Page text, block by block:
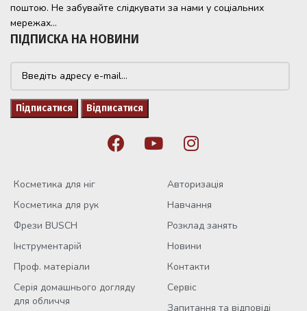
поштою. Не забувайте слідкувати за нами у соціальних
мережах...
ПІДПИСКА НА НОВИНИ
Косметика для ніг
Косметика для рук
Фрези BUSCH
Інструментарій
Проф. матеріали
Серія домашнього догляду
для обличчя
Авторизація
Навчання
Розклад занять
Новини
Контакти
Сервіс
Запитання та відповіді